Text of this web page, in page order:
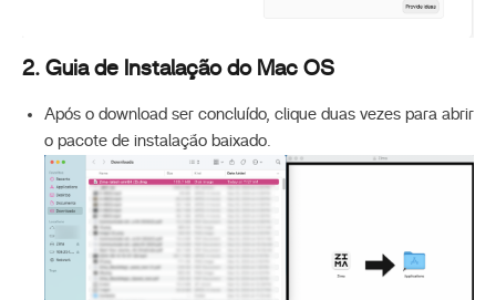
2. Guia de Instalação do Mac OS
Após o download ser concluído, clique duas vezes para abrir
o pacote de instalação baixado.